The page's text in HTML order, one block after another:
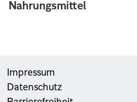
Nahrungsmittel
Impressum
Datenschutz